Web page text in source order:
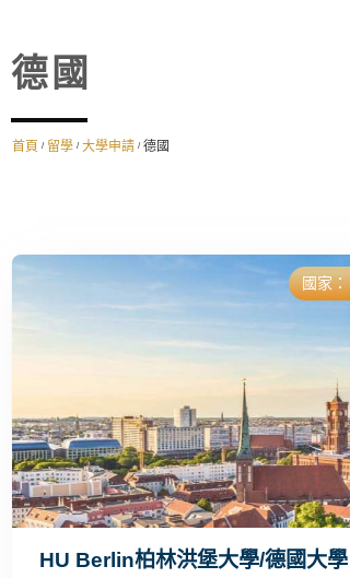
德國
首頁 / 留學 / 大學申請 / 德國
國家：
HU Berlin柏林洪堡大學/德國大學